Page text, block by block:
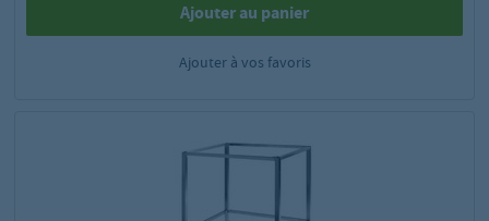
Ajouter au panier
Ajouter à vos favoris